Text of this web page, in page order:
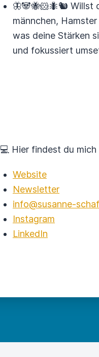
🦋🐼🐝🐹🐜🐿 Willst
männchen,
was deine Stärken
und fokus­siert
💻 Hier findest du mich
Website
Newsletter
info@susanne-
Instagram
LinkedIn